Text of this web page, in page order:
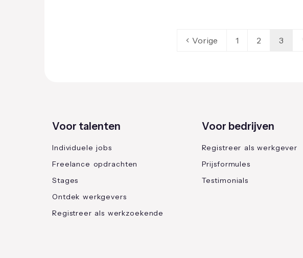
Vorige 1 2 3
Voor talenten
Individuele jobs
Freelance opdrachten
Stages
Ontdek werkgevers
Registreer als werkzoekende
Voor bedrijven
Registreer als werkgever
Prijsformules
Testimonials